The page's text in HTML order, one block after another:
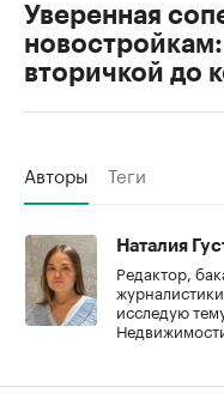
Уверенная
вторичкой до
Авторы Теги
Наталия
Редактор,
исследую